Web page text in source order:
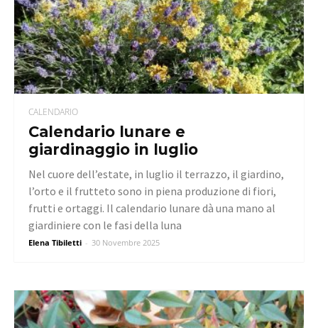
CALENDARIO
Calendario lunare e
giardinaggio in luglio
Elena Tibiletti - 30 Novembre 2025
Nel cuore dell’estate, in luglio il terrazzo, il giardino,
l’orto e il frutteto sono in piena produzione di fiori,
frutti e ortaggi. Il calendario lunare dà una mano al
giardiniere con le fasi della luna